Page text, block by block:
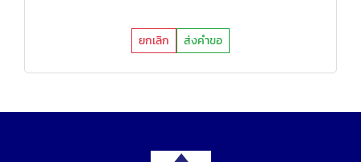
ยกเลิก ส่งคำขอ